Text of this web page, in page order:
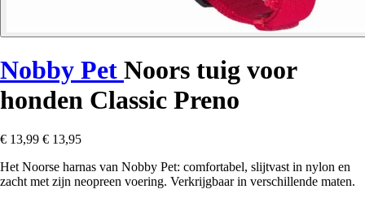
Nobby Pet Noors tuig voor
honden Classic Preno
€ 13,99 € 13,95
Het Noorse harnas van Nobby Pet: comfortabel, slijtvast in nylon en
zacht met zijn neopreen voering. Verkrijgbaar in verschillende maten.